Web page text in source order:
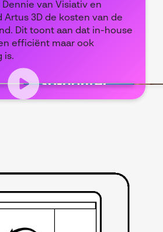
van Visiativ en
Artus 3D de kosten van de
Dit toont aan dat in-house
efficiënt maar ook
is.